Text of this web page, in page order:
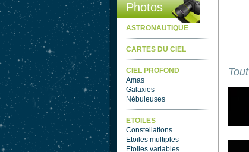
Photos
ASTRONAUTIQUE
CARTES DU CIEL
CIEL PROFOND
Amas
Galaxies
Nébuleuses
ETOILES
Constellations
Etoiles multiples
Etoiles variables
Tout